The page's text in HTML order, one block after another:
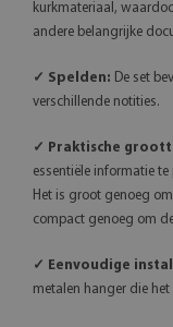
kurkmateriaal,
andere belangrijke
✓ Spelden: De set
verschillende notities.
✓ Praktische
essentiële informatie
Het is groot genoeg
compact genoeg om
✓ Eenvoudige
metalen hanger die